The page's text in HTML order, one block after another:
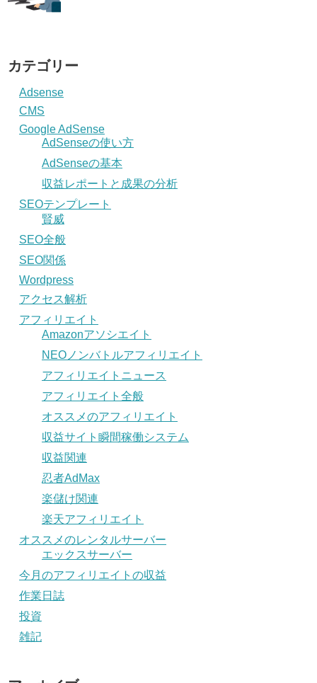
カテゴリー
Adsense
CMS
Google AdSense
AdSenseの使い方
AdSenseの基本
収益レポートと成果の分析
SEOテンプレート
賢威
SEO全般
SEO関係
Wordpress
アクセス解析
アフィリエイト
Amazonアソシエイト
NEOノンバトルアフィリエイト
アフィリエイトニュース
アフィリエイト全般
オススメのアフィリエイト
収益サイト瞬間稼働システム
収益関連
忍者AdMax
楽儲け関連
楽天アフィリエイト
オススメのレンタルサーバー
エックスサーバー
今月のアフィリエイトの収益
作業日誌
投資
雑記